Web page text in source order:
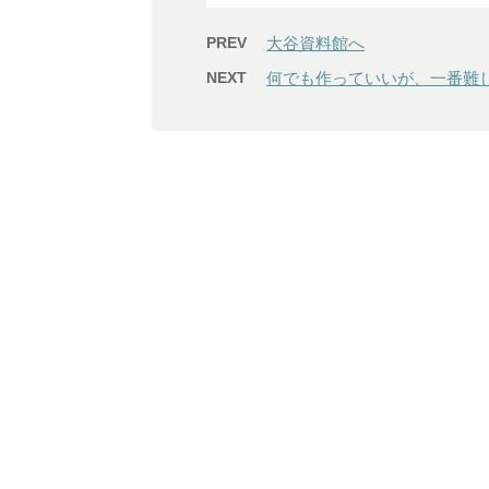
PREV 大谷資料館へ
NEXT 何でも作っていいが、一番難